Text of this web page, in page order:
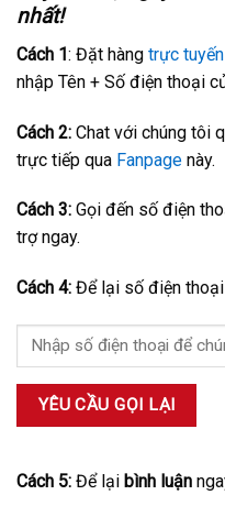
nhất!
Cách 1: Đặt hàng trực tuyến
nhập Tên + Số điện thoại
Cách 2: Chat với chúng tôi
trực tiếp qua Fanpage này.
Cách 3: Gọi đến số điện
trợ ngay.
Cách 4: Để lại số điện
Cách 5: Để lại bình luận